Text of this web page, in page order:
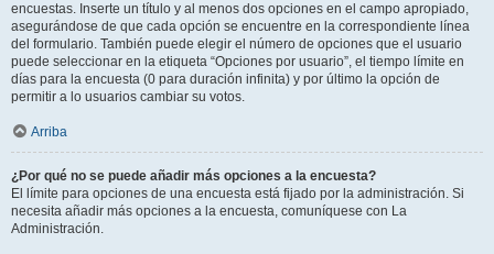
encuestas. Inserte un título y al menos dos opciones en el campo apropiado,
asegurándose de que cada opción se encuentre en la correspondiente línea
del formulario. También puede elegir el número de opciones que el usuario
puede seleccionar en la etiqueta “Opciones por usuario”, el tiempo límite en
días para la encuesta (0 para duración infinita) y por último la opción de
permitir a lo usuarios cambiar su votos.
Arriba
¿Por qué no se puede añadir más opciones a la encuesta?
El límite para opciones de una encuesta está fijado por la administración. Si
necesita añadir más opciones a la encuesta, comuníquese con La
Administración.